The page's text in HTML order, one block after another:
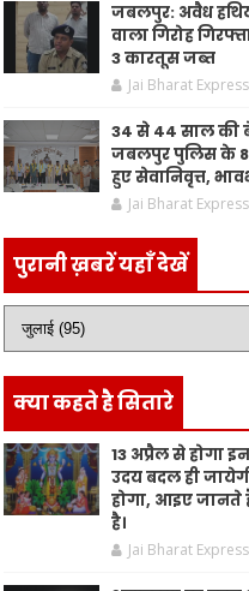
जबलपुर: अवैध
वाला गिरोह
3 कारतूस जब्त
Jai Bharat Express
34 से 44 साल की
जबलपुर पुलिस के 8
हुए सेवानिवृत्त,
Jai Bharat Express
पुरानी ख़बरें यहाँ देखें
क्या कहते है सितारे
13 अप्रैल से होगा
उदय बदल ही
होगा, आइए जानते
है।
Jai Bharat Express